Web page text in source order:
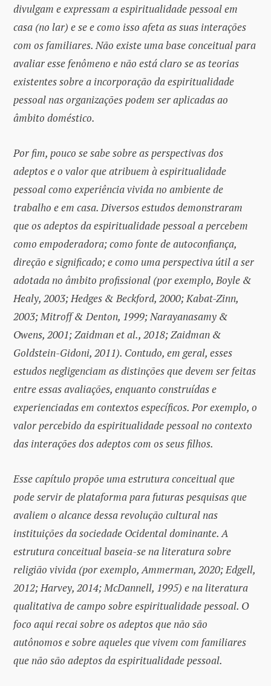
divulgam e expressam a espiritualidade pessoal em
casa (no lar) e se e como isso afeta as suas interações
com os familiares. Não existe uma base conceitual para
avaliar esse fenômeno e não está claro se as teorias
existentes sobre a incorporação da espiritualidade
pessoal nas organizações podem ser aplicadas ao
âmbito doméstico.
Por fim, pouco se sabe sobre as perspectivas dos
adeptos e o valor que atribuem à espiritualidade
pessoal como experiência vivida no ambiente de
trabalho e em casa. Diversos estudos demonstraram
que os adeptos da espiritualidade pessoal a percebem
como empoderadora; como fonte de autoconfiança,
direção e significado; e como uma perspectiva útil a ser
adotada no âmbito profissional (por exemplo, Boyle &
Healy, 2003; Hedges & Beckford, 2000; Kabat-Zinn,
2003; Mitroff & Denton, 1999; Narayanasamy &
Owens, 2001; Zaidman et al., 2018; Zaidman &
Goldstein-Gidoni, 2011). Contudo, em geral, esses
estudos negligenciam as distinções que devem ser feitas
entre essas avaliações, enquanto construídas e
experienciadas em contextos específicos. Por exemplo, o
valor percebido da espiritualidade pessoal no contexto
das interações dos adeptos com os seus filhos.
Esse capítulo propõe uma estrutura conceitual que
pode servir de plataforma para futuras pesquisas que
avaliem o alcance dessa revolução cultural nas
instituições da sociedade Ocidental dominante. A
estrutura conceitual baseia-se na literatura sobre
religião vivida (por exemplo, Ammerman, 2020; Edgell,
2012; Harvey, 2014; McDannell, 1995) e na literatura
qualitativa de campo sobre espiritualidade pessoal. O
foco aqui recai sobre os adeptos que não são
autônomos e sobre aqueles que vivem com familiares
que não são adeptos da espiritualidade pessoal.